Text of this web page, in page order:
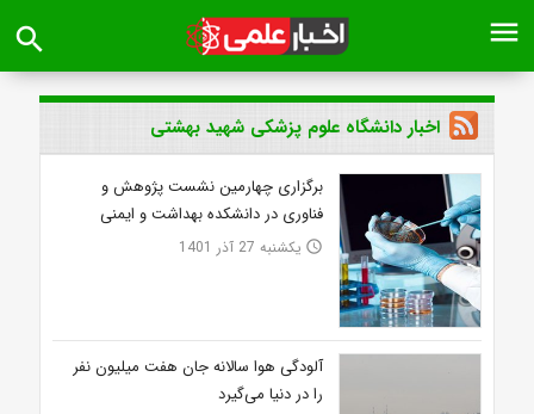
menu
search
اخبار دانشگاه علوم پزشکی شهید بهشتی
برگزاری چهارمین نشست پژوهش و
فناوری در دانشکده بهداشت و ایمنی
access_time یکشنبه 27 آذر 1401
آلودگی هوا سالانه جان هفت میلیون نفر
را در دنیا می‌گیرد